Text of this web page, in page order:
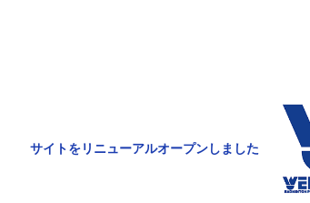
サイトをリニューアルオープンしました